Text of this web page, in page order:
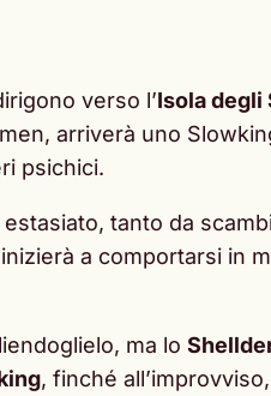
verso l’Isola degli
arriverà uno
psichici.
tanto da
a comportarsi in
ma lo
, finché